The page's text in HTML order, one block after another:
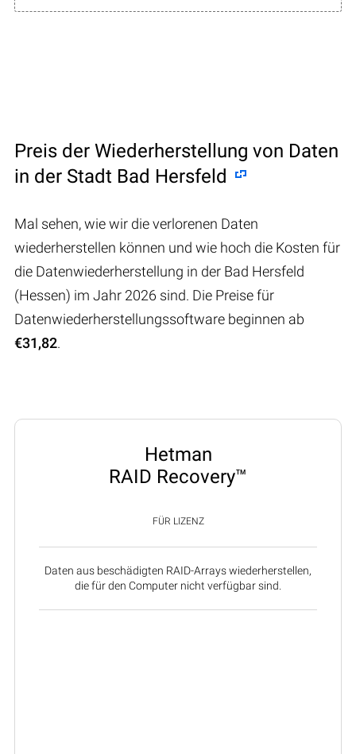
Preis der Wiederherstellung von Daten
in der Stadt Bad Hersfeld
Mal sehen, wie wir die verlorenen Daten
wiederherstellen können und wie hoch die Kosten für
die Datenwiederherstellung in der Bad Hersfeld
(Hessen) im Jahr 2026 sind. Die Preise für
Datenwiederherstellungssoftware beginnen ab
€31,82.
Hetman
RAID Recovery™
FÜR LIZENZ
Daten aus beschädigten RAID-Arrays wiederherstellen,
die für den Computer nicht verfügbar sind.